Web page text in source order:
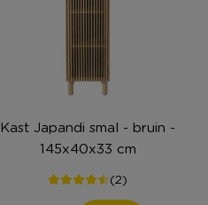
Kast Japandi smal - bruin -
145x40x33 cm
(2)